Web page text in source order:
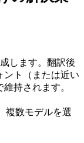
します。翻訳後
ント（または近い
持されます。
複数モデルを選